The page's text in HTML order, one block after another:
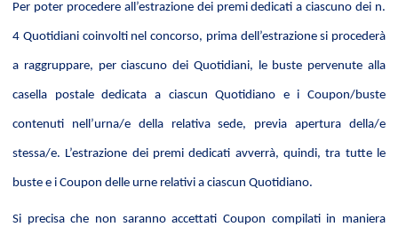
Per poter procedere all’estrazione dei premi dedicati a ciascuno dei n.
4 Quotidiani coinvolti nel concorso, prima dell’estrazione si procederà
a raggruppare, per ciascuno dei Quotidiani, le buste pervenute alla
casella postale dedicata a ciascun Quotidiano e i Coupon/buste
contenuti nell’urna/e della relativa sede, previa apertura della/e
stessa/e. L’estrazione dei premi dedicati avverrà, quindi, tra tutte le
buste e i Coupon delle urne relativi a ciascun Quotidiano.
Si precisa che non saranno accettati Coupon compilati in maniera